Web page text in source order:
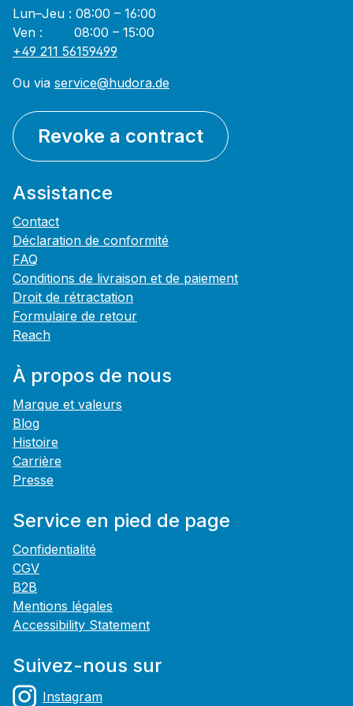
Lun–Jeu : 08:00 – 16:00
Ven : 08:00 – 15:00
+49 211 56159499
Ou via service@hudora.de
Revoke a contract
Assistance
Contact
Déclaration de conformité
FAQ
Conditions de livraison et de paiement
Droit de rétractation
Formulaire de retour
Reach
À propos de nous
Marque et valeurs
Blog
Histoire
Carrière
Presse
Service en pied de page
Confidentialité
CGV
B2B
Mentions légales
Accessibility Statement
Suivez-nous sur
Instagram